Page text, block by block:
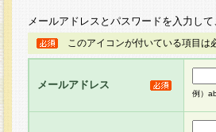
メールアドレスとパスワードを入力して
このアイコンが付いている項目は
メールアドレス
例）